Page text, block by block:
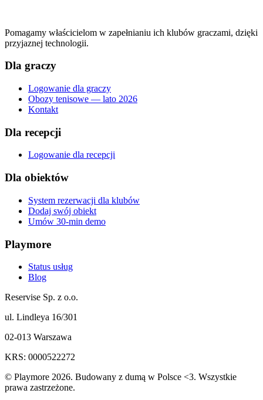
Pomagamy właścicielom w zapełnianiu ich klubów graczami, dzięki
przyjaznej technologii.
Dla graczy
Logowanie dla graczy
Obozy tenisowe — lato 2026
Kontakt
Dla recepcji
Logowanie dla recepcji
Dla obiektów
System rezerwacji dla klubów
Dodaj swój obiekt
Umów 30-min demo
Playmore
Status usług
Blog
Reservise Sp. z o.o.
ul. Lindleya 16/301
02-013 Warszawa
KRS: 0000522272
© Playmore 2026. Budowany z dumą w Polsce <3. Wszystkie
prawa zastrzeżone.